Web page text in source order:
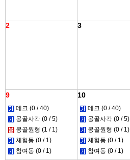
2 3
9
데크 (0 / 40)
몽골사각 (0 / 5)
몽골원형 (1 / 1)
체험동 (0 / 1)
참여동 (0 / 1)
10
데크 (0 / 40)
몽골사각 (0 / 5)
몽골원형 (0 / 1)
체험동 (0 / 1)
참여동 (0 / 1)